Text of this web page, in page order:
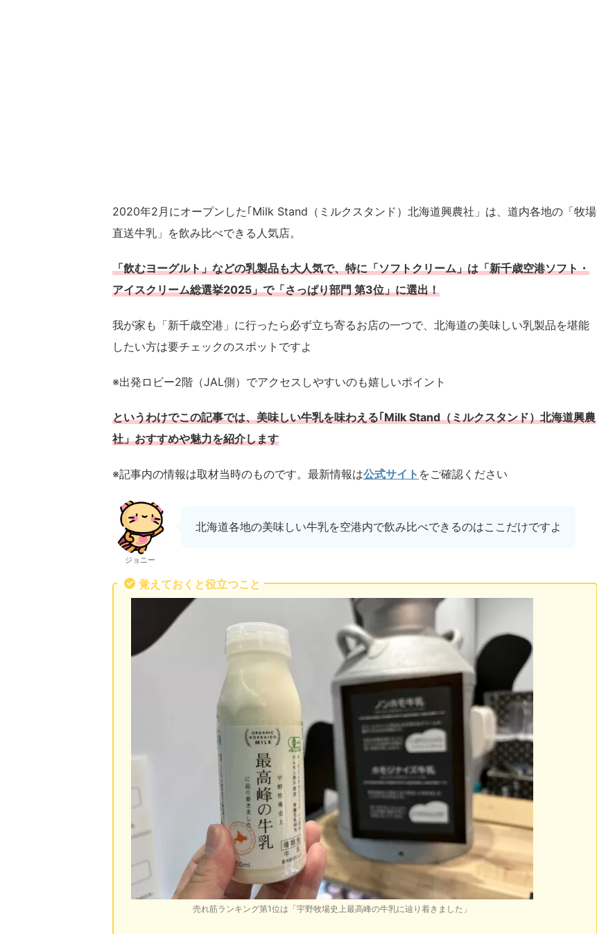
2020年2月にオープンした｢Milk Stand（ミルクスタンド）北海道興農社」は、道内各地の「牧場
直送牛乳」を飲み比べできる人気店。
「飲むヨーグルト」などの乳製品も大人気で、特に「ソフトクリーム」は「新千歳空港ソフト・
アイスクリーム総選挙2025」で「さっぱり部門 第3位」に選出！
我が家も「新千歳空港」に行ったら必ず立ち寄るお店の一つで、北海道の美味しい乳製品を堪能
したい方は要チェックのスポットですよ
※出発ロビー2階（JAL側）でアクセスしやすいのも嬉しいポイント
というわけでこの記事では、美味しい牛乳を味わえる｢Milk Stand（ミルクスタンド）北海道興農
社」おすすめや魅力を紹介します
※記事内の情報は取材当時のものです。最新情報は公式サイト をご確認ください
ジョニー
北海道各地の美味しい牛乳を空港内で飲み比べできるのはここだけですよ
覚えておくと役立つこと
売れ筋ランキング第1位は「宇野牧場史上最高峰の牛乳に辿り着きました」